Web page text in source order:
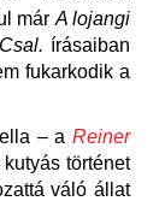
már A lojangi
írásaiban
fukarkodik a
– a Reiner
történet
váló állat